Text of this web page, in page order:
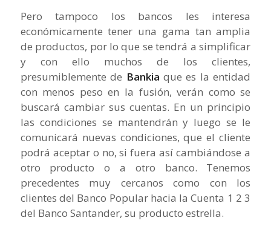
Pero tampoco los bancos les interesa
económicamente tener una gama tan amplia
de productos, por lo que se tendrá a simplificar
y con ello muchos de los clientes,
presumiblemente de Bankia que es la entidad
con menos peso en la fusión, verán como se
buscará cambiar sus cuentas. En un principio
las condiciones se mantendrán y luego se le
comunicará nuevas condiciones, que el cliente
podrá aceptar o no, si fuera así cambiándose a
otro producto o a otro banco. Tenemos
precedentes muy cercanos como con los
clientes del Banco Popular hacia la Cuenta 1 2 3
del Banco Santander, su producto estrella.